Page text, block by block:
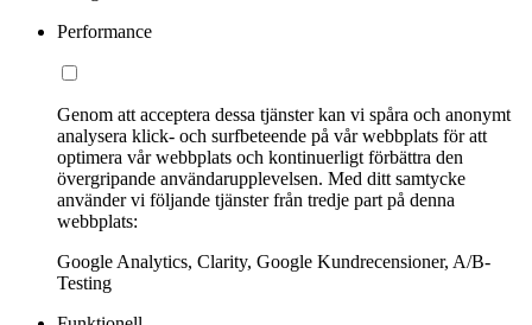
Performance
Genom att acceptera dessa tjänster kan vi spåra och anonymt
analysera klick- och surfbeteende på vår webbplats för att
optimera vår webbplats och kontinuerligt förbättra den
övergripande användarupplevelsen. Med ditt samtycke
använder vi följande tjänster från tredje part på denna
webbplats:
Google Analytics, Clarity, Google Kundrecensioner, A/B-
Testing